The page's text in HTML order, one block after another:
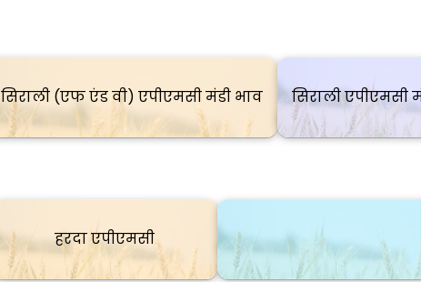
सिराली (एफ एंड वी) एपीएमसी मंडी भाव सिराली एपीएमसी
हरदा एपीएमसी